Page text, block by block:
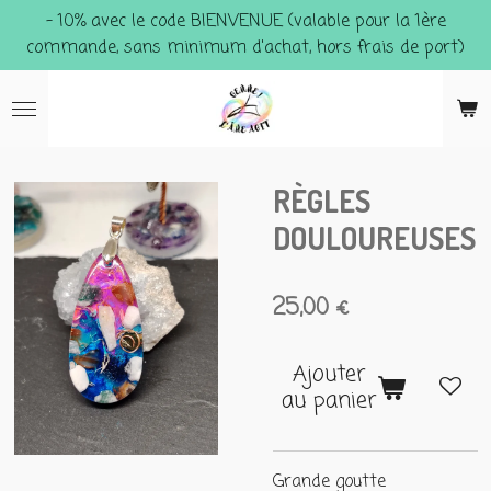
Passer
au
contenu
principal
- 10% avec le code BIENVENUE (valable pour la 1ère
commande, sans minimum d'achat, hors frais de port)
RÈGLES
DOULOUREUSES
25,00 €
Ajouter
au panier
Grande goutte